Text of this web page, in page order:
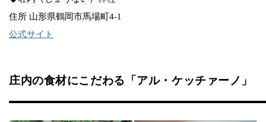
住所 山形県鶴岡市馬場町4-1
公式サイト
庄内の食材にこだわる「アル・ケッチァーノ」